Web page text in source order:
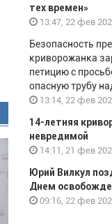
тех времен»
13:47, 22 фев
Безопасность
криворожанка
петицию с
опасную трубу
13:14, 22 фев
14-летняя
невредимой
14:11, 21 фев
Юрий Вилкул
Днем
09:16, 22 фев